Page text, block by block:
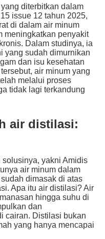
diterbitkan dalam
issue 12 tahun 2025,
di dalam air minum
meningkatkan penyakit
Dalam studinya, ia
yang sudah dimurnikan
dan isu kesehatan
air minum yang
melalui proses
tidak lagi terkandung
air distilasi:
yakni Amidis
air minum dalam
dimasak di atas
Apa itu air distilasi? Air
hingga suhu di
dan
cairan. Distilasi bukan
yang hanya mencapai